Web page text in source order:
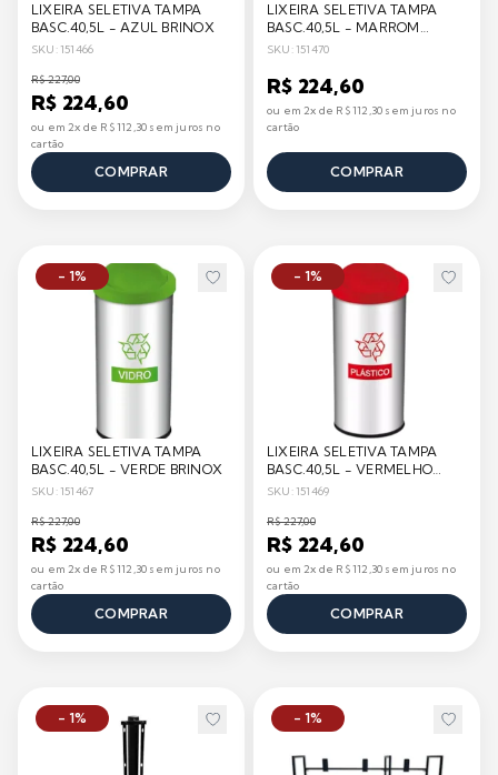
LIXEIRA SELETIVA TAMPA
BASC.40,5L - AZUL BRINOX
SKU: 151466
R$ 227,00
R$ 224,60
ou em 2x de R$ 112,30 sem juros no
cartão
COMPRAR
LIXEIRA SELETIVA TAMPA
BASC.40,5L - MARROM
BRINOX
SKU: 151470
R$ 224,60
ou em 2x de R$ 112,30 sem juros no
cartão
COMPRAR
- 1%
LIXEIRA SELETIVA TAMPA
BASC.40,5L - VERDE BRINOX
SKU: 151467
R$ 227,00
R$ 224,60
ou em 2x de R$ 112,30 sem juros no
cartão
COMPRAR
- 1%
LIXEIRA SELETIVA TAMPA
BASC.40,5L - VERMELHO
BRINOX
SKU: 151469
R$ 227,00
R$ 224,60
ou em 2x de R$ 112,30 sem juros no
cartão
COMPRAR
- 1% - 1%